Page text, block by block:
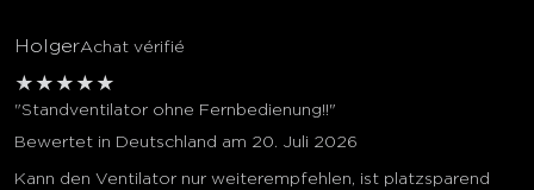
HolgerAchat vérifié
★ ★ ★ ★ ★
"Standventilator ohne Fernbedienung!!"
Bewertet in Deutschland am 20. Juli 2026
Kann den Ventilator nur weiterempfehlen, ist platzsparend